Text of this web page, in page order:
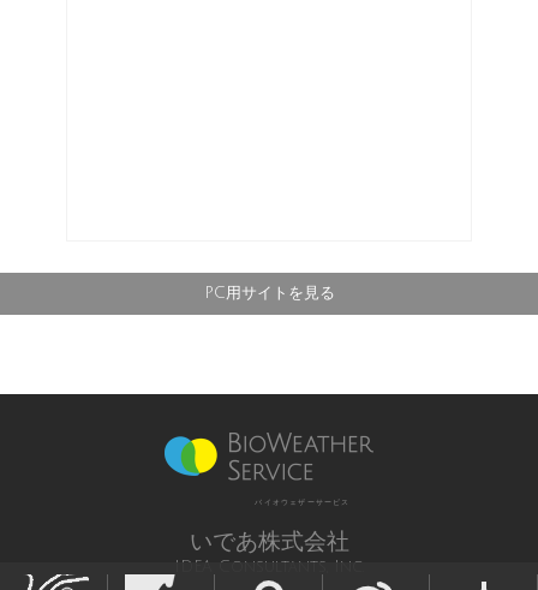
PC用サイトを見る
バイオウェザーサービス
いであ株式会社
IDEA Consultants, Inc.